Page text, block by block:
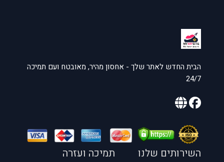
הבית החדש לאתר שלך - אחסון מהיר, מאובטח ועם תמיכה
24/7
השירותים שלנו תמיכה ועזרה